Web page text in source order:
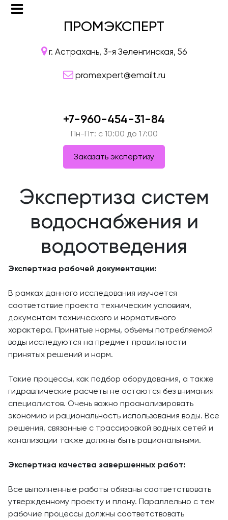
ПРОМЭКСПЕРТ
г. Астрахань, 3-я Зеленгинская, 56
promexpert@emailt.ru
+7-960-454-31-84
Пн-Пт: c 10:00 до 17:00
Заказать экспертизу
Экспертиза систем
водоснабжения и
водоотведения
Экспертиза рабочей документации:
В рамках данного исследования изучается
соответствие проекта техническим условиям,
документам технического и нормативного
характера. Принятые нормы, объемы потребляемой
воды исследуются на предмет правильности
принятых решений и норм.
Такие процессы, как подбор оборудования, а также
гидравлические расчеты не остаются без внимания
специалистов. Очень важно проанализировать
экономию и рациональность использования воды. Все
решения, связанные с трассировкой водных сетей и
канализации также должны быть рациональными.
Экспертиза качества завершенных работ:
Все выполненные работы обязаны соответствовать
утвержденному проекту и плану. Параллельно с тем
рабочие процессы должны соответствовать